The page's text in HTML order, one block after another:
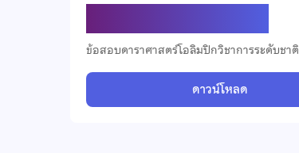
ข้อสอบดาราศาสตร์โอลิมปิกวิชาการระดับชาติ
ดาวน์โหลด